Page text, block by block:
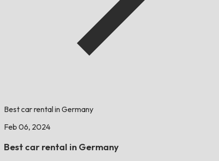
Best car rental in Germany
Feb 06, 2024
Best car rental in Germany